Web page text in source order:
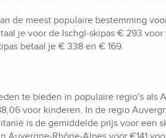
de meest populaire bestemming
je voor de Ischgl-skipas € 293
betaal je € 338 en € 169.
te bieden in populaire regio’s
voor kinderen. In de regio
is de gemiddelde prijs voor een